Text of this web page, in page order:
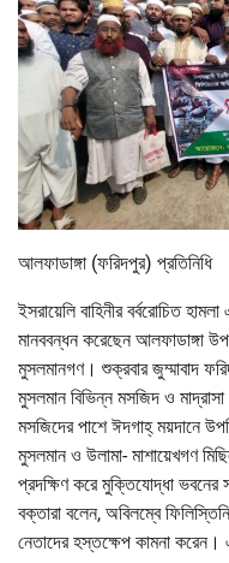
আলফাডাঙ্গা (ফরিদপুর) প্রতিনিধি
ইসরায়েলি বাহিনীর বর্বরোচিত
মানববন্ধন করেছেন আলফাডাঙ্গা
মুসলমানগণ। শুক্রবার জুম্মাবাদ
মুসলমান বিভিন্ন মসজিদ ও
মসজিদের পাশে ঈদগাহ্ ময়দানে
মুসলমান ও উলামা- মাশায়েখগণ
প্রদক্ষিণ করে মুক্তিযোদ্ধা ভবনের
বক্তারা বলেন, অবিলম্বে
নেতাদের হস্তক্ষেপ কামনা করেন।